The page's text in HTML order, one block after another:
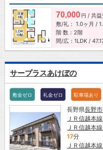
70,000 円 / 共益
敷/礼： 1.0ヶ月 /
階 数：2階
間/広：1LDK /
サープラスあけぼの
敷金ゼロ 礼金ゼロ 駐車場あり
長野県長野市
ＪＲ信越本線
ＪＲ信越本線
17分
ＪＲ信越本線